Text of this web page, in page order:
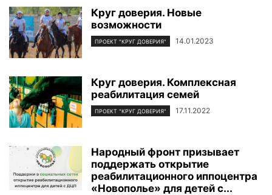
Круг доверия. Новые
возможности
ПРОЕКТ "КРУГ ДОВЕРИЯ" 14.01.2023
Круг доверия. Комплексная
реабилитация семей
ПРОЕКТ "КРУГ ДОВЕРИЯ" 17.11.2022
Народный фронт призывает
поддержать открытие
реабилитационного иппоцентра
«Новополье» для детей с...